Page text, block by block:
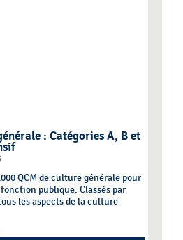
: Catégories A, B et
QCM de culture générale pour
publique. Classés par
les aspects de la culture